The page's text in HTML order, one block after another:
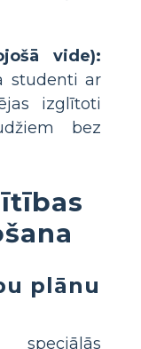
vide):
studenti ar
izglītoti
bez
plānu